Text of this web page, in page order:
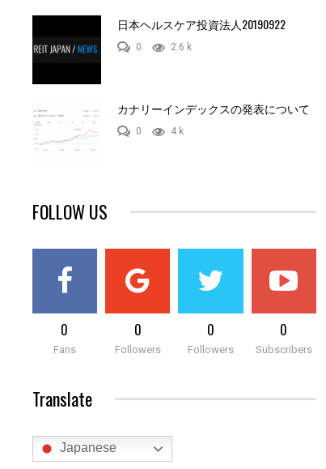
日本ヘルスケア投資法人20190922
0 2.6 k
カナリーインデックスの発表について
0 4 k
FOLLOW US
0
Fans
0
Followers
0
Followers
0
Subscribers
Translate
Japanese